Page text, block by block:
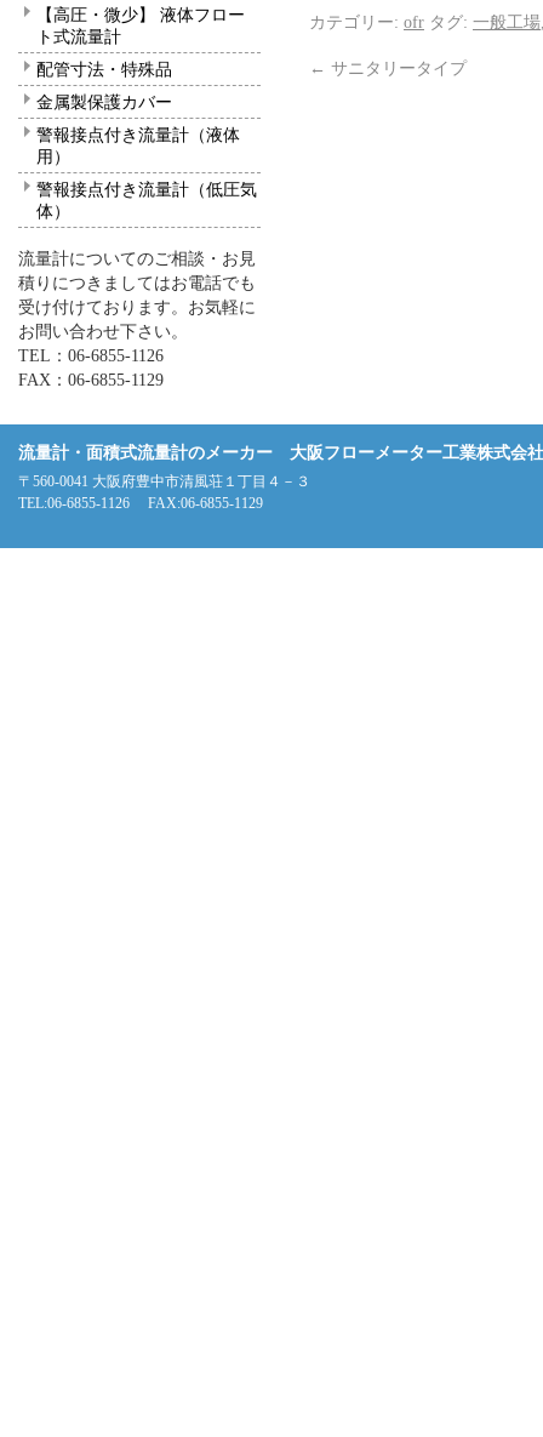
カテゴリー: ofr タグ: 一般工場
← サニタリータイプ
【高圧・微少】 液体フロー
ト式流量計
配管寸法・特殊品
金属製保護カバー
警報接点付き流量計（液体
用）
警報接点付き流量計（低圧気
体）
流量計についてのご相談・お見
積りにつきましてはお電話でも
受け付けております。お気軽に
お問い合わせ下さい。
TEL：06-6855-1126
FAX：06-6855-1129
流量計・面積式流量計のメーカー 大阪フローメーター工業株式会社
〒560-0041 大阪府豊中市清風荘１丁目４－３
TEL:06-6855-1126 FAX:06-6855-1129